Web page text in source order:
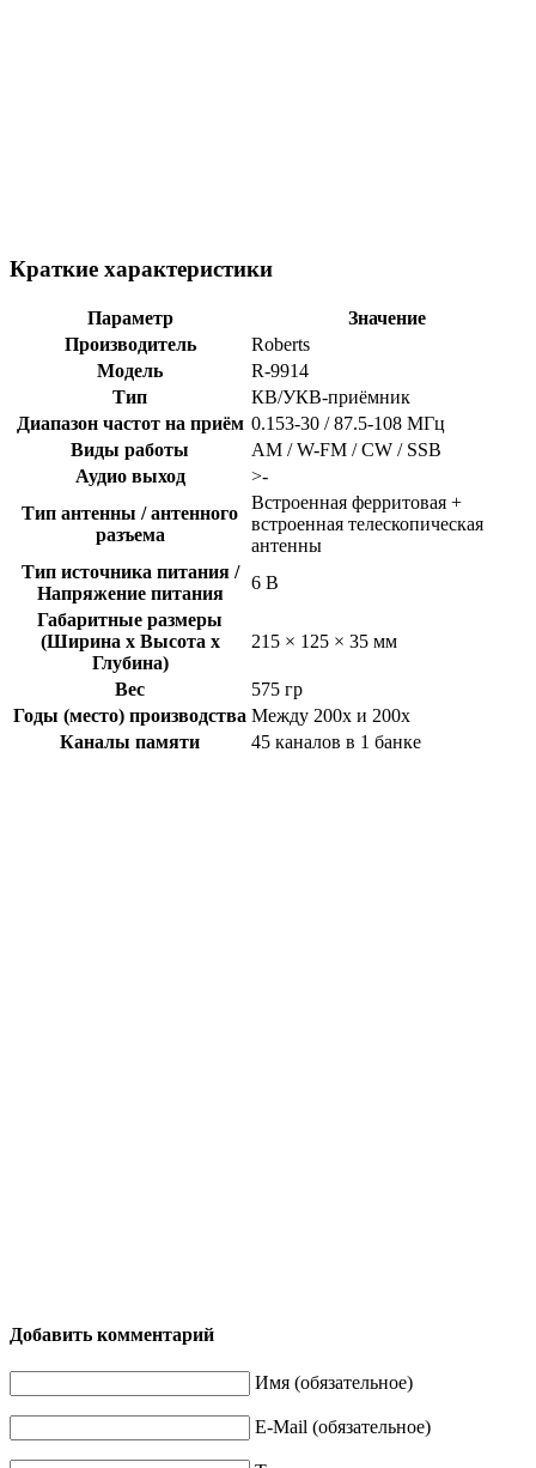
Краткие характеристики
Параметр
Значение
Производитель
Roberts
Модель
R-9914
Тип
КВ/УКВ-приёмник
Диапазон частот на приём 0.153-30 / 87.5-108 МГц
Виды работы
AM / W-FM / CW / SSB
Аудио выход
>-
Тип антенны / антенного
разъема
Встроенная ферритовая +
встроенная телескопическая
антенны
Тип источника питания /
Напряжение питания
6 В
Габаритные размеры
(Ширина x Высота x
Глубина)
215 × 125 × 35 мм
Вес
575 гр
Годы (место) производства Между 200x и 200x
Каналы памяти
45 каналов в 1 банке
Добавить комментарий
Имя (обязательное)
E-Mail (обязательное)